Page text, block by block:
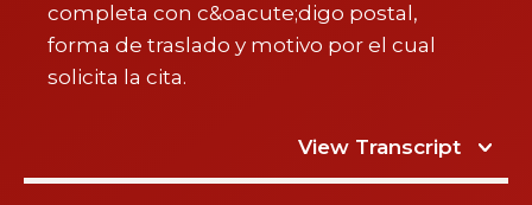
completa con c&oacute;digo postal,
forma de traslado y motivo por el cual
solicita la cita.
View Transcript